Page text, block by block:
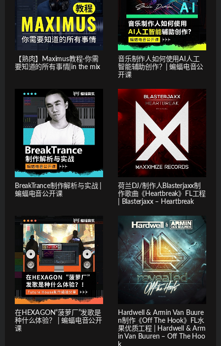
【熟肉】Maximus教程-你需
要知道的所有事情|in the mix
音乐制作人如何使用AI人工
智能辅助创作？| 蝙蝠电音公
开课
BreakTrance制作解析与实战 |
蝙蝠电音公开课
荷兰DJ/制作人Blasterjaxx制
作歌曲《Heartbreak》FL工程
| Blasterjaxx – Heartbreak
在HEXAGON“菠萝厂”发歌是
种什么体验？ | 蝙蝠电音公开
课
Hardwell & Armin Van Buure
n制作《Off The Hook》FL水
果优质工程 | Hardwell & Arm
in Van Buuren – Off The Hoo
k